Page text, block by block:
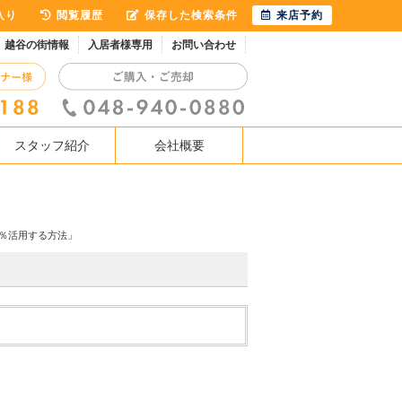
越谷の街情報 入居者様専用 お問い合わせ
スタッフ紹介 会社概要
活用する方法」
り 閲覧履歴 保存した検索条件 来店予約